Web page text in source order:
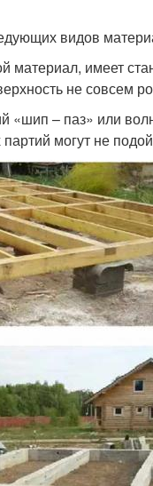
видов
материал, имеет
не совсем
– паз» или
могут не